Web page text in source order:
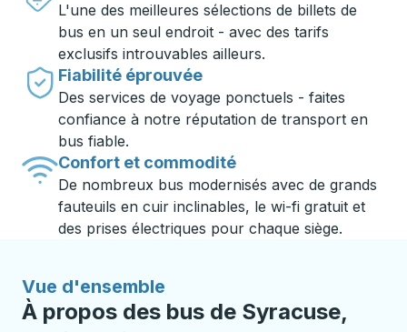
L'une des meilleures sélections de billets de
bus en un seul endroit - avec des tarifs
exclusifs introuvables ailleurs.
Fiabilité éprouvée
Des services de voyage ponctuels - faites
confiance à notre réputation de transport en
bus fiable.
Confort et commodité
De nombreux bus modernisés avec de grands
fauteuils en cuir inclinables, le wi-fi gratuit et
des prises électriques pour chaque siège.
Vue d'ensemble
À propos des bus de Syracuse,